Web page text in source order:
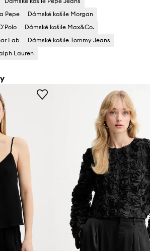
Pepe
Dámské košile Morgan
Dámské košile Max&Co.
Lab
Dámské košile Tommy Jeans
Lauren